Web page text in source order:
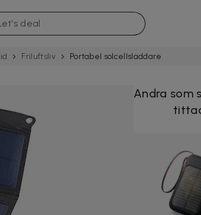
Friluftsliv Portabel solcellsladdare
Andra som